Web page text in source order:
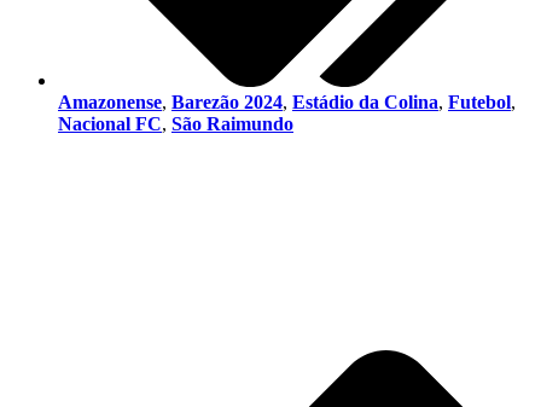
Amazonense, Barezão 2024, Estádio da Colina, Futebol,
Nacional FC, São Raimundo